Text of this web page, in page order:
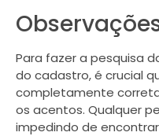
Para fazer a pesquisa
do cadastro, é crucial
completamente
os acentos. Qualquer
impedindo de